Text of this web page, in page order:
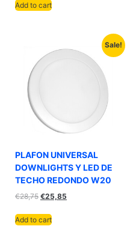
Add to cart
Sale!
PLAFON UNIVERSAL
DOWNLIGHTS Y LED DE
TECHO REDONDO W20
€28,75 €25,85
Add to cart